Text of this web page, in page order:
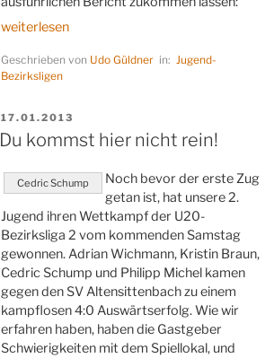
„Springer
Kontrolle“
weiterlesen
Geschrieben von Udo Güldner in:Jugend-
Bezirksligen
VERÖFFENTLICHT
AM
17.01.2013
Du kommst hier nicht rein!
Cedric Schump
Noch bevor der erste Zug
getan ist, hat unsere 2.
Jugend ihren Wettkampf der U20-
Bezirksliga 2 vom kommenden Samstag
gewonnen. Adrian Wichmann, Kristin Braun,
Cedric Schump und Philipp Michel kamen
gegen den SV Altensittenbach zu einem
kampflosen 4:0 Auswärtserfolg. Wie wir
erfahren haben, haben die Gastgeber
Schwierigkeiten mit dem Spiellokal, und